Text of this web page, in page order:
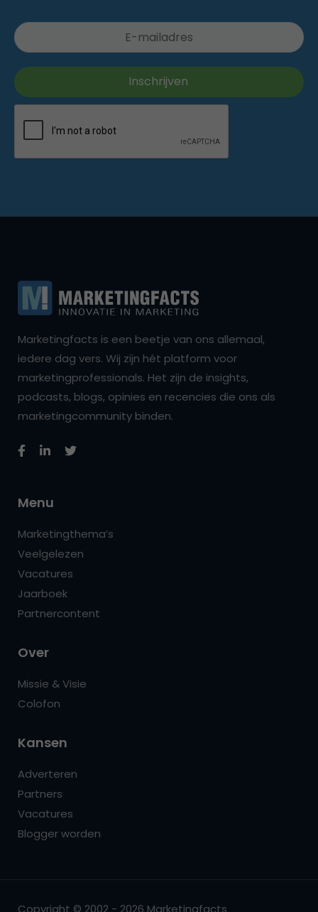
Marketingfacts is een beetje van ons allemaal,
iedere dag vers. Wij zijn hét platform voor
marketingprofessionals. Het zijn de insights,
podcasts, blogs, opinies en recencies die ons als
marketingcommunity binden.
Menu
Marketingthema’s
Veelgelezen
Vacatures
Jaarboek
Partnercontent
Over
Missie & Visie
Colofon
Kansen
Adverteren
Partners
Vacatures
Blogger worden
Copyright © 2002 - 2026 Marketingfacts